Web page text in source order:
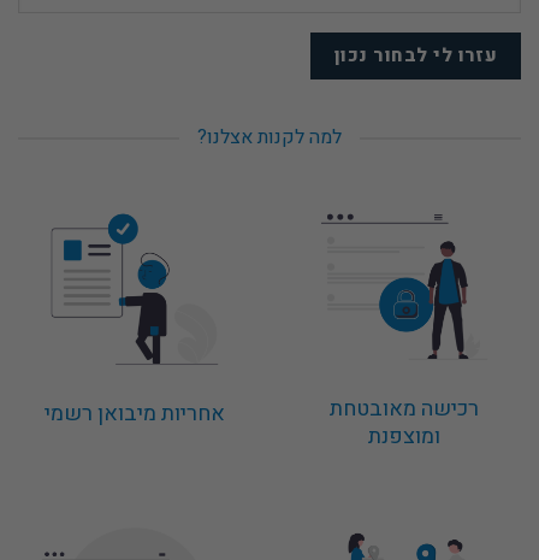
למה לקנות אצלנו?
רכישה מאובטחת
ומוצפנת
אחריות מיבואן רשמי